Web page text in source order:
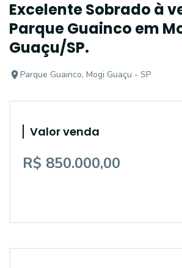
Excelente Sobrado à
Parque Guainco em
Guaçu/SP.
Parque Guainco, Mogi Guaçu - SP
Valor venda
R$ 850.000,00